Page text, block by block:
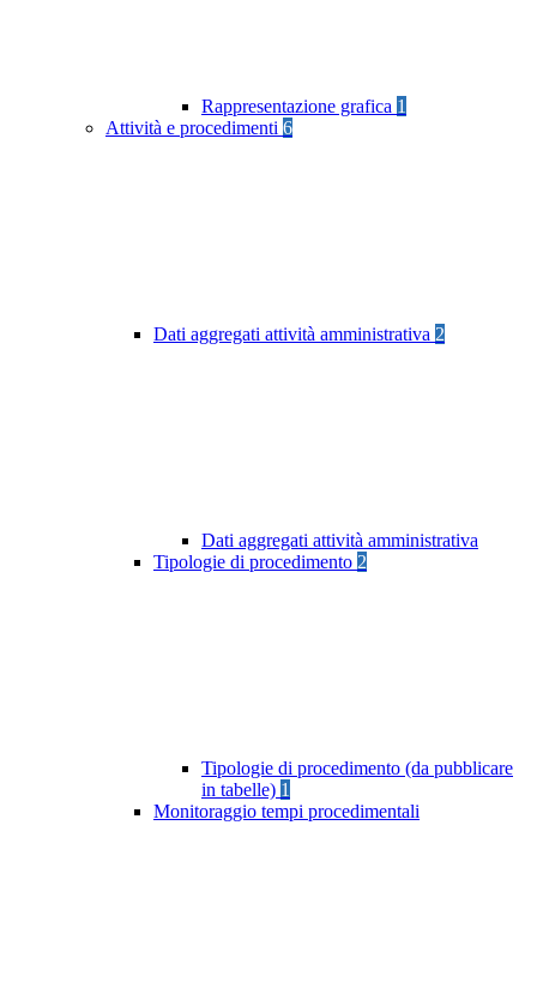
Rappresentazione grafica 1
Attività e procedimenti 6
Dati aggregati attività amministrativa 2
Dati aggregati attività amministrativa
Tipologie di procedimento 2
Tipologie di procedimento (da pubblicare
in tabelle) 1
Monitoraggio tempi procedimentali